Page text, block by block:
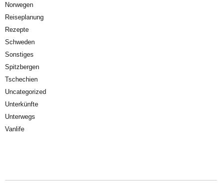
Norwegen
Reiseplanung
Rezepte
Schweden
Sonstiges
Spitzbergen
Tschechien
Uncategorized
Unterkünfte
Unterwegs
Vanlife